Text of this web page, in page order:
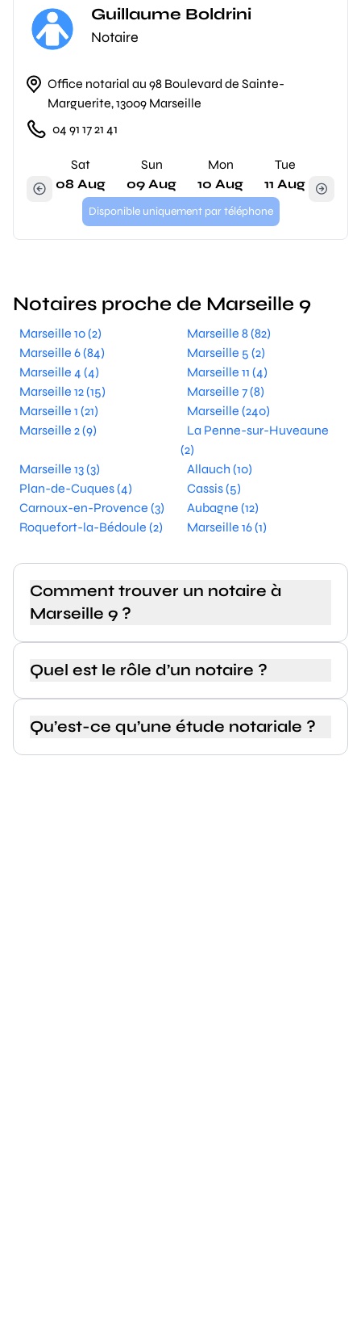
Guillaume Boldrini
Notaire
Office notarial au 98 Boulevard de Sainte-
Marguerite, 13009 Marseille
04 91 17 21 41
Sat
08 Aug
Sun
09 Aug
Mon
10 Aug
Tue
11 Aug
Disponible uniquement par téléphone
Notaires proche de Marseille 9
Marseille 10 (2)
Marseille 8 (82)
Marseille 6 (84)
Marseille 5 (2)
Marseille 4 (4)
Marseille 11 (4)
Marseille 12 (15)
Marseille 7 (8)
Marseille 1 (21)
Marseille (240)
Marseille 2 (9)
La Penne-sur-Huveaune
(2)
Marseille 13 (3)
Allauch (10)
Plan-de-Cuques (4)
Cassis (5)
Carnoux-en-Provence (3)
Aubagne (12)
Roquefort-la-Bédoule (2)
Marseille 16 (1)
Comment trouver un notaire à
Marseille 9 ?
Quel est le rôle d’un notaire ?
Qu’est-ce qu’une étude notariale ?